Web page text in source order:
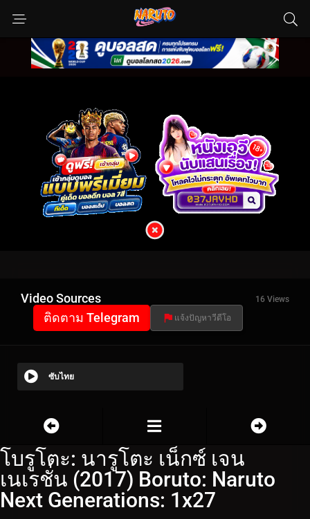
Video Sources 16 Views
ติดตาม Telegram แจ้งปัญหาวีดีโอ
ซับไทย
โบรูโตะ: นารูโตะ เน็กซ์ เจน
เนเรชั่น (2017) Boruto: Naruto
Next Generations: 1x27